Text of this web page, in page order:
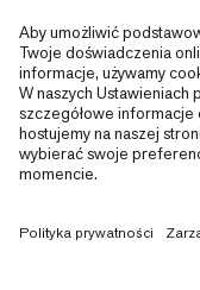
—
Sitemap
Cookies
Informacja prawna